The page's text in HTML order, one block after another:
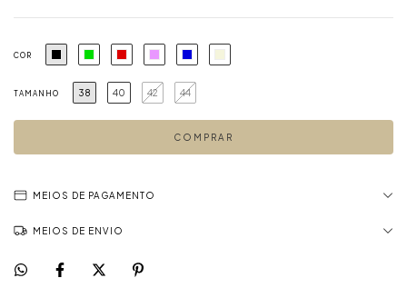
COR
TAMANHO 38 40 42 44
MEIOS DE PAGAMENTO
MEIOS DE ENVIO